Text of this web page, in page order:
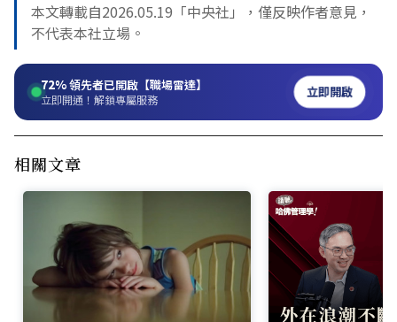
本文轉載自2026.05.19「中央社」，僅反映作者意見，
不代表本社立場。
72%領先者已開啟【職場雷達】
立即開通！解鎖專屬服務 立即開啟
相關文章